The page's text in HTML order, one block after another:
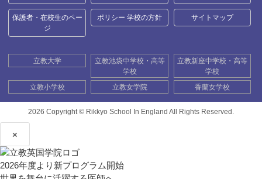
保護者・在校生のペー
ジ
ポリシー 学校の方針 サイトマップ
立教大学
立教池袋中学校・高等
学校
立教新座中学校・高等
学校
立教小学校
立教女学院 香蘭女学校
2026 Copyright © Rikkyo School In England All Rights Reserved.
×
2026年度より新プログラム開始